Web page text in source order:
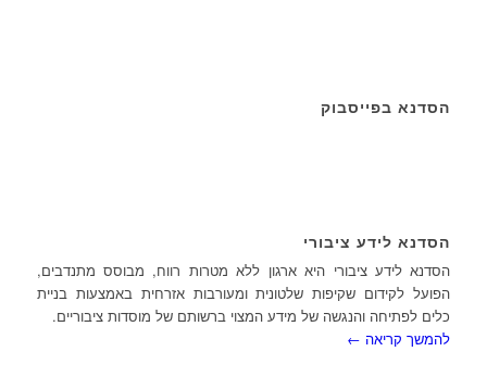
הסדנא בפייסבוק
הסדנא לידע ציבורי
הסדנא לידע ציבורי היא ארגון ללא מטרות רווח, מבוסס מתנדבים,
הפועל לקידום שקיפות שלטונית ומעורבות אזרחית באמצעות בניית
כלים לפתיחה והנגשה של מידע המצוי ברשותם של מוסדות ציבוריים.
להמשך קריאה ←